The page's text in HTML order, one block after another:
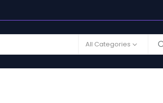
All Categories